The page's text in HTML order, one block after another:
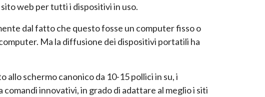
web per tutti i dispositivi in uso.
dal fatto che questo fosse un computer fisso o
Ma la diffusione dei dispositivi portatili ha
schermo canonico da 10-15 pollici in su, i
innovativi, in grado di adattare al meglio i siti